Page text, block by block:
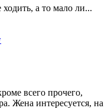
а то мало ли...
всего прочего,
Жена интересуется, на